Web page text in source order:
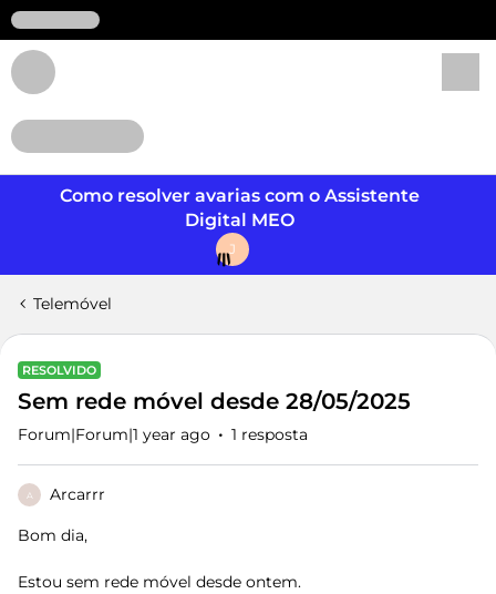
Como resolver avarias com o Assistente
Digital MEO
J
Telemóvel
RESOLVIDO
Sem rede móvel desde 28/05/2025
Forum|Forum|1 year ago 1 resposta
A Arcarrr
Bom dia,
Estou sem rede móvel desde ontem.